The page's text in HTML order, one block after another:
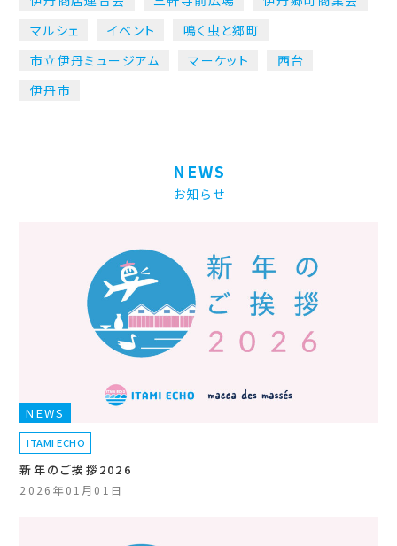
マルシェ
イベント
鳴く虫と郷町
市立伊丹ミュージアム
マーケット
西台
伊丹市
NEWS
お知らせ
NEWS
ITAMI ECHO
新年のご挨拶2026
2026年01月01日